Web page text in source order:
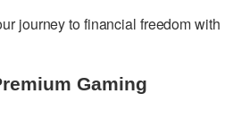
journey to financial freedom with
Gaming